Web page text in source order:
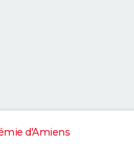
d'Amiens